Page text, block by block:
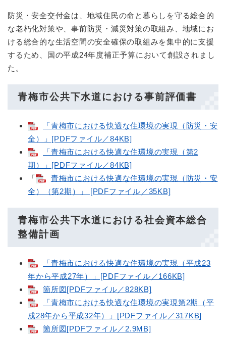
防災・安全交付金は、地域住民の命と暮らしを守る総合的
な老朽化対策や、事前防災・減災対策の取組み、地域にお
ける総合的な生活空間の安全確保の取組みを集中的に支援
するため、国の平成24年度補正予算において創設されまし
た。
青梅市公共下水道における事前評価書
「青梅市における快適な住環境の実現（防災・安
全）」[PDFファイル／84KB]
「青梅市における快適な住環境の実現（第2
期）」[PDFファイル／84KB]
「
青梅市における快適な住環境の実現（防災・安
全）（第2期）」 [PDFファイル／35KB]
青梅市公共下水道における社会資本総合
整備計画
「青梅市における快適な住環境の実現（平成23
年から平成27年）」[PDFファイル／166KB]
箇所図[PDFファイル／828KB]
「青梅市における快適な住環境の実現第2期（平
成28年から平成32年）」[PDFファイル／317KB]
箇所図[PDFファイル／2.9MB]